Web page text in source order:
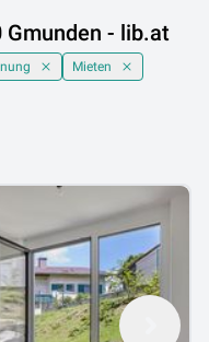
Gmunden - lib.at
Mieten